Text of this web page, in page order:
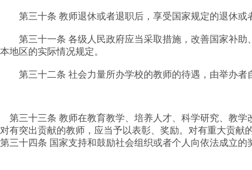
第三十条 教师退休或者退职后，享受国家规定的退休或
第三十一条 各级人民政府应当采取措施，改善国家补助
本地区的实际情况规定。
第三十二条 社会力量所办学校的教师的待遇，由举办者
第三十三条 教师在教育教学、培养人才、科学研究、教学
对有突出贡献的教师，应当予以表彰、奖励。对有重大贡献
第三十四条 国家支持和鼓励社会组织或者个人向依法成立的